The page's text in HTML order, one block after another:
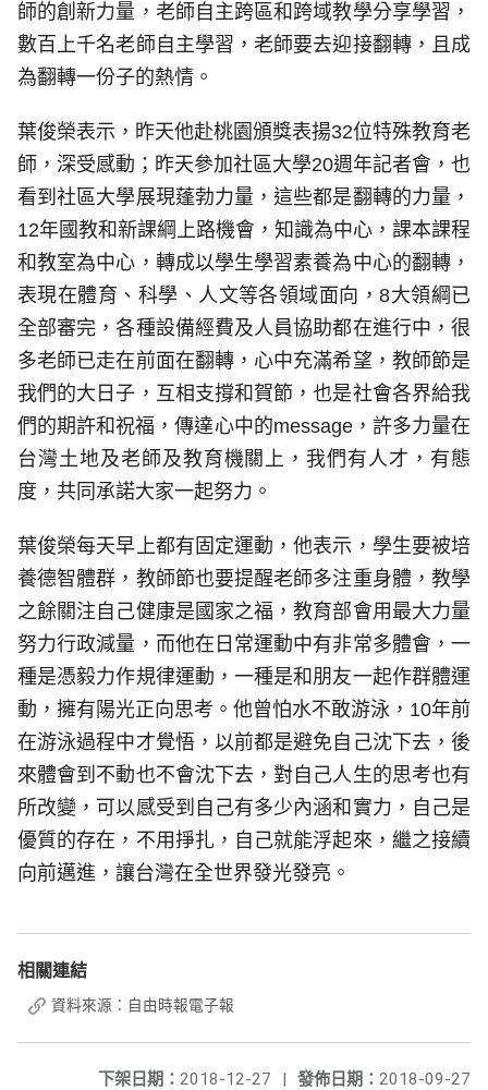
師的創新力量，老師自主跨區和跨域教學分享學習，
數百上千名老師自主學習，老師要去迎接翻轉，且成
為翻轉一份子的熱情。
葉俊榮表示，昨天他赴桃園頒獎表揚32位特殊教育老
師，深受感動；昨天參加社區大學20週年記者會，也
看到社區大學展現蓬勃力量，這些都是翻轉的力量，
12年國教和新課綱上路機會，知識為中心，課本課程
和教室為中心，轉成以學生學習素養為中心的翻轉，
表現在體育、科學、人文等各領域面向，8大領綱已
全部審完，各種設備經費及人員協助都在進行中，很
多老師已走在前面在翻轉，心中充滿希望，教師節是
我們的大日子，互相支撐和賀節，也是社會各界給我
們的期許和祝福，傳達心中的message，許多力量在
台灣土地及老師及教育機關上，我們有人才，有態
度，共同承諾大家一起努力。
葉俊榮每天早上都有固定運動，他表示，學生要被培
養德智體群，教師節也要提醒老師多注重身體，教學
之餘關注自己健康是國家之福，教育部會用最大力量
努力行政減量，而他在日常運動中有非常多體會，一
種是憑毅力作規律運動，一種是和朋友一起作群體運
動，擁有陽光正向思考。他曾怕水不敢游泳，10年前
在游泳過程中才覺悟，以前都是避免自己沈下去，後
來體會到不動也不會沈下去，對自己人生的思考也有
所改變，可以感受到自己有多少內涵和實力，自己是
優質的存在，不用掙扎，自己就能浮起來，繼之接續
向前邁進，讓台灣在全世界發光發亮。
相關連結
資料來源：自由時報電子報
發佈日期： 2018-09-27
下架日期： 2018-12-27
|